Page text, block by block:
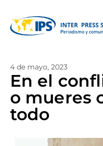
4 de mayo, 2023
En el
o mueres
todo